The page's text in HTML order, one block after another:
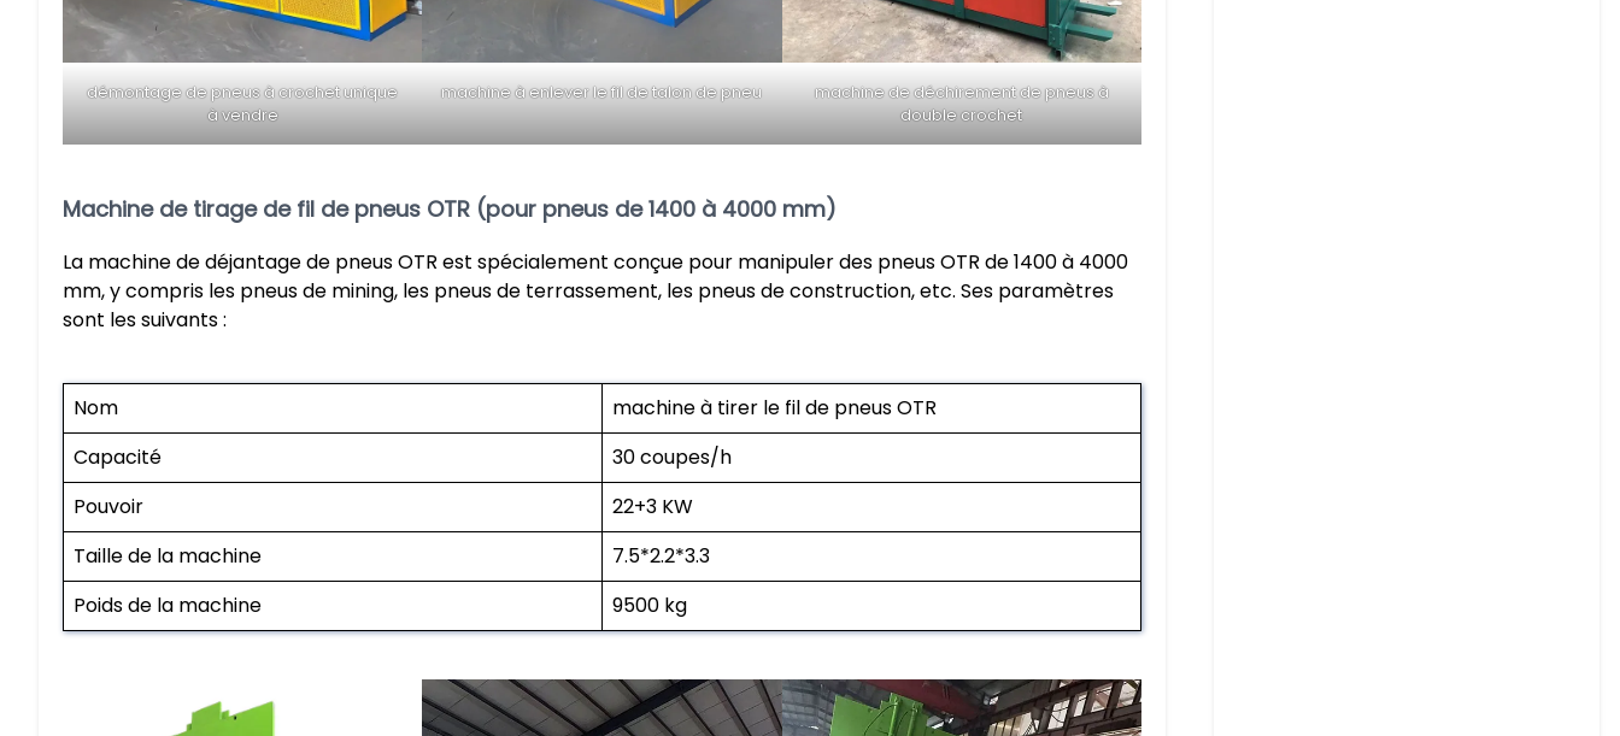
démontage de pneus à crochet unique
à vendre
machine à enlever le fil de talon de pneu
machine de déchirement de pneus à
double crochet
Machine de tirage de fil de pneus OTR (pour pneus de 1400 à 4000 mm)
La machine de déjantage de pneus OTR est spécialement conçue pour manipuler des pneus OTR de 1400 à 4000
mm, y compris les pneus de mining, les pneus de terrassement, les pneus de construction, etc. Ses paramètres
sont les suivants :
Nom
machine à tirer le fil de pneus OTR
Capacité
30 coupes/h
Pouvoir
22+3 KW
Taille de la machine
7.5*2.2*3.3
Poids de la machine
9500 kg